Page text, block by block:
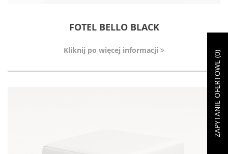
FOTEL BELLO BLACK
Kliknij po więcej informacji
ZAPYTANIE OFERTOWE (
0
)